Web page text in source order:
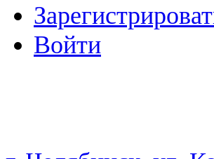
Войти
НАМ ДОВЕРЯЮТ С 2003